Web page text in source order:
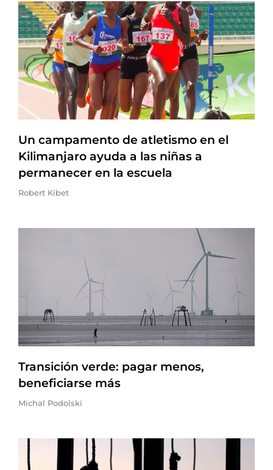
Un campamento de atletismo en el
Kilimanjaro ayuda a las niñas a
permanecer en la escuela
Robert Kibet
Transición verde: pagar menos,
beneficiarse más
Michal Podolski